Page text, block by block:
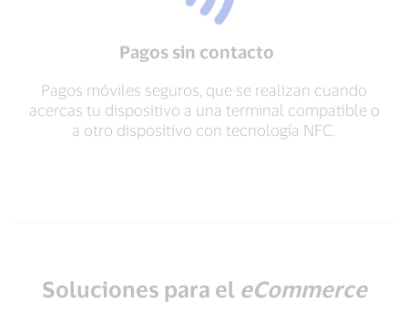
Pagos sin contacto
Pagos móviles seguros, que se realizan cuando
acercas tu dispositivo a una terminal compatible o
a otro dispositivo con tecnología NFC.
Soluciones para el eCommerce